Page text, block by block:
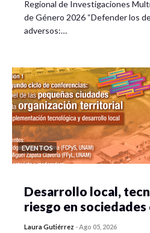
Regional de Investigaciones
de Género 2026 “Defender los
adversos:…
EVENTOS
Desarrollo local,
riesgo en sociedades
Laura Gutiérrez -Ago 05, 2026